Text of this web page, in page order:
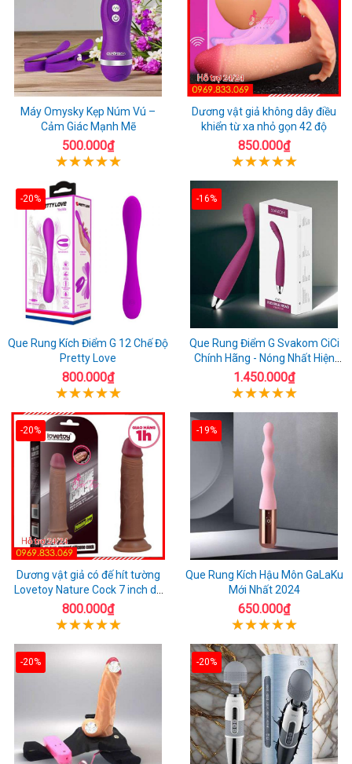
Máy Omysky Kẹp Núm Vú –
Cảm Giác Mạnh Mẽ
500.000₫
Dương vật giả không dây điều
khiển từ xa nhỏ gọn 42 độ
850.000₫
-20%
Que Rung Kích Điểm G 12 Chế Độ
Pretty Love
800.000₫
-16%
Que Rung Điểm G Svakom CiCi
Chính Hãng - Nóng Nhất Hiện
Nay
1.450.000₫
-20%
Dương vật giả có đế hít tường
Lovetoy Nature Cock 7 inch da
đen
800.000₫
-19%
Que Rung Kích Hậu Môn GaLaKu
Mới Nhất 2024
650.000₫
-20% -20%